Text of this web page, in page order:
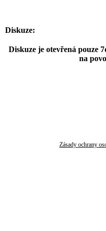
Diskuze:
Diskuze je otevřená pouze
na
Zásady ochrany